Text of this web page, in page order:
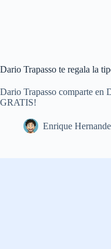
Dario Trapasso te regala la
Dario Trapasso comparte en
GRATIS!
Enrique